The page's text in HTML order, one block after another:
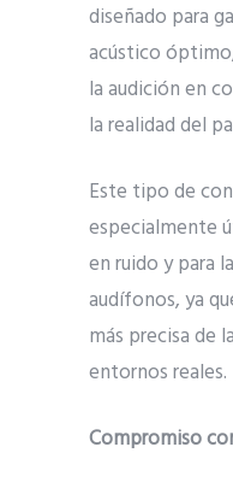
diseñado para
acústico
la audición en
la realidad del
Este tipo de
especialmente
en ruido y para
audífonos, ya
más precisa de
entornos reales.
Compromiso